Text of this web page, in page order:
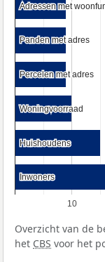
10
Adressen met
Adressen met
Panden met adres
Panden met adres
Percelen met adres
Percelen met adres
Woningvoorraad
Woningvoorraad
Huishoudens
Huishoudens
Inwoners
Inwoners
Overzicht van de
het CBS voor het